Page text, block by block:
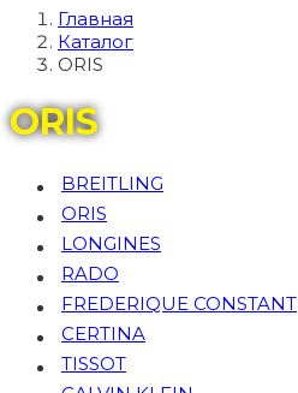
Главная
Каталог
ORIS
ORIS
BREITLING
ORIS
LONGINES
RADO
FREDERIQUE CONSTANT
CERTINA
TISSOT